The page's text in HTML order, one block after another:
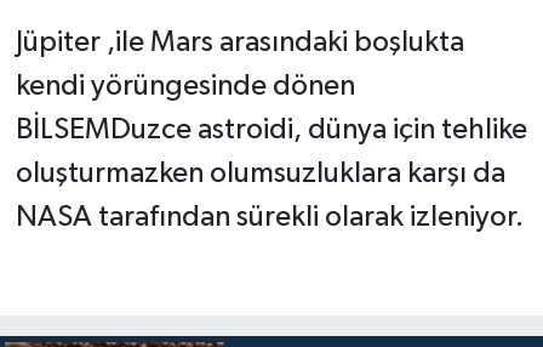
Jüpiter ,ile Mars arasındaki boşlukta
kendi yörüngesinde dönen
BİLSEMDuzce astroidi, dünya için tehlike
oluşturmazken olumsuzluklara karşı da
NASA tarafından sürekli olarak izleniyor.